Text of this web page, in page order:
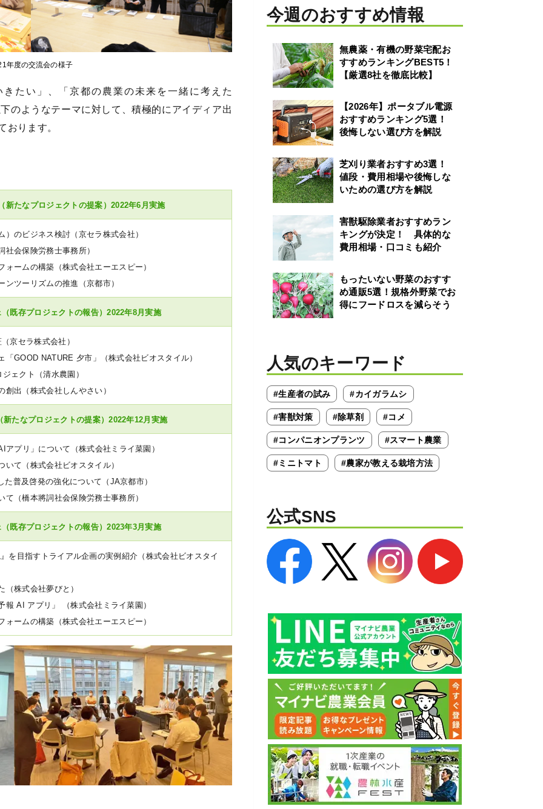
年度の交流会の様子
たい」、「京都の農業の未来を一緒に考えた
のようなテーマに対して、積極的にアイディア出
おります。
新たなプロジェクトの提案）2022年6月実施
のビジネス検討（京セラ株式会社）
会保険労務士事務所）
ームの構築（株式会社エーエスピー）
ツーリズムの推進（京都市）
既存プロジェクトの報告）2022年8月実施
京セラ株式会社）
GOOD NATURE 夕市」（株式会社ビオスタイル）
ェクト（清水農園）
出（株式会社しんやさい）
たなプロジェクトの提案）2022年12月実施
プリ」について（株式会社ミライ菜園）
て（株式会社ビオスタイル）
普及啓発の強化について（JA京都市）
（橋本將詞社会保険労務士事務所）
既存プロジェクトの報告）2023年3月実施
を目指すトライアル企画の実例紹介（株式会社ビオスタイ
株式会社夢びと）
AI アプリ」 （株式会社ミライ菜園）
ームの構築（株式会社エーエスピー）
今週のおすすめ情報
無農薬・有機の野菜宅配お
すすめランキングBEST5！
【厳選8社を徹底比較】
【2026年】ポータブル電源
おすすめランキング5選！
後悔しない選び方を解説
芝刈り業者おすすめ3選！
値段・費用相場や後悔しな
いための選び方を解説
害獣駆除業者おすすめラン
キングが決定！ 具体的な
費用相場・口コミも紹介
もったいない野菜のおすす
め通販5選！規格外野菜でお
得にフードロスを減らそう
人気のキーワード
#生産者の試み #カイガラムシ
#害獣対策 #除草剤 #コメ
#コンパニオンプランツ #スマート農業
#ミニトマト #農家が教える栽培方法
公式SNS